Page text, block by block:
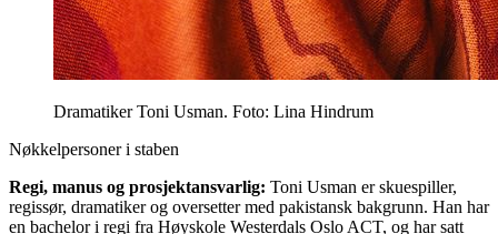
Dramatiker Toni Usman. Foto: Lina Hindrum
Nøkkelpersoner i staben
Regi, manus og prosjektansvarlig: Toni Usman er skuespiller,
regissør, dramatiker og oversetter med pakistansk bakgrunn. Han har
en bachelor i regi fra Høyskole Westerdals Oslo ACT, og har satt